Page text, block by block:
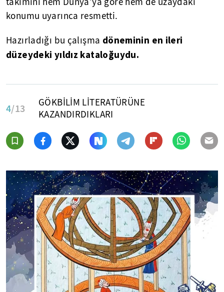
konumu uyarınca resmetti.
Hazırladığı bu çalışma döneminin en ileri
düzeydeki yıldız kataloğuydu.
4/13
GÖKBİLİM LİTERATÜRÜNE
KAZANDIRDIKLARI